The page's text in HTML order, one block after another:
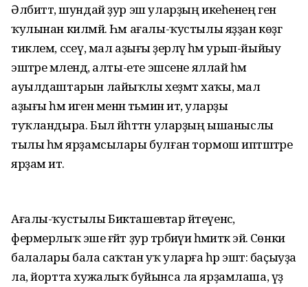
Әлбиттә, шундай ҙур эш уларҙың икеһенең генә
ҡулынан килмәй. Һәм ағалы-ҡустылы яҙҙан көҙгә
тиклем, сәсеү, мал аҙығы әҙерләү һәм урып-йыйыу
эштәре мәлендә, алты-ете эшсене яллай һәм
ауылдаштарын лайыҡлы хеҙмәт хаҡы, мал
аҙығы һәм иген менән тәьмин итә, уларҙы
туҡландыра. Был йәһәттән уларҙың ышаныслы
тылы һәм ярҙамсылары булған тормош иптәштәре
ярҙам итә.
Ағалы-ҡустылы Бикташевтар әйтеүенсә,
фермерлыҡ эше ғәйәт ҙур тәрбиәүи әһәмиәткә эйә. Сөнки
балалары бала саҡтан уҡ уларға һәр эштә: баҫыуҙа
ла, йортта хужалыҡ буйынса ла ярҙамлаша, үҙ